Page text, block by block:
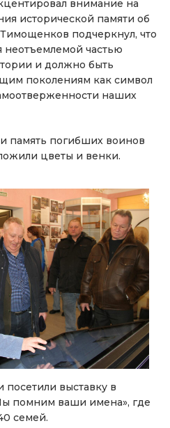
внимание на
исторической памяти об
подчеркнул, что
неотъемлемой частью
и должно быть
поколениям как символ
наших
память погибших воинов
цветы и венки.
посетили выставку в
помним ваши имена», где
семей.